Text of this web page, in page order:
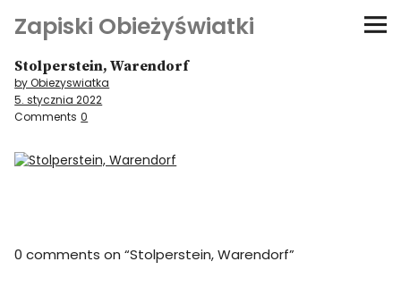
Zapiski Obieżyświatki
Podróże
Kultura i sztuka
Kątem oka
Niezwyczajne ściany
Stolperstein, Warendorf
by Obiezyswiatka
5. stycznia 2022
Comments 0
0 comments on “Stolperstein, Warendorf”